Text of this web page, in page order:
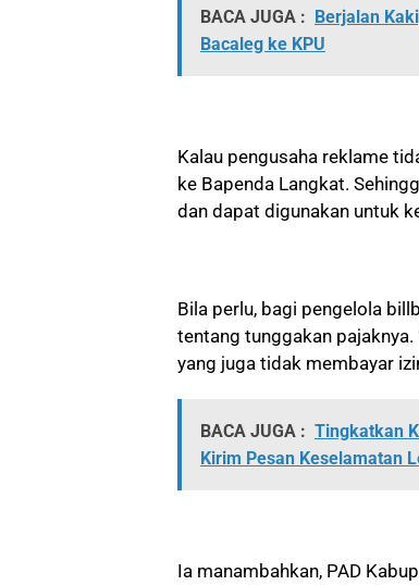
BACA JUGA : Berjalan
Bacaleg ke KPU
Kalau pengusaha reklame
ke Bapenda Langkat.
dan dapat digunakan untuk
Bila perlu, bagi pengelola
tentang tunggakan pajaknya.
yang juga tidak membayar
BACA JUGA : Tingkatkan
Kirim Pesan Keselamatan
Ia manambahkan, PAD